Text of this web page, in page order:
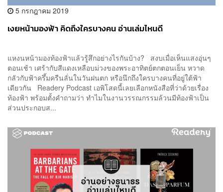
5 กรกฎาคม 2019
เงยหน้ามองฟ้า คิดถึงใครบางคน อ่านเล่มไหนดี
แหงนหน้ามองท้องฟ้าแล้วรู้สึกอย่างไรกันบ้าง? สงบเมื่อเห็นแสงอุ่นๆ
ตอนเช้า เศร้ากับสีแดงเหลือบม่วงของพระอาทิตย์ตกตอนเย็น หวาด
กลัวกับฟ้าครึ้มครืนลั่นในวันฝนตก หรือนึกถึงใครบางคนที่อยู่ใต้ฟ้า
เดียวกัน Readery Podcast เอพิโสดนี้เลยเลือกหนังสือที่ว่าด้วยเรื่อง
ท้องฟ้า พร้อมตั้งคำถามว่า ทำไมในงานวรรณกรรมล้วนมีท้องฟ้าเป็น
ส่วนประกอบส...